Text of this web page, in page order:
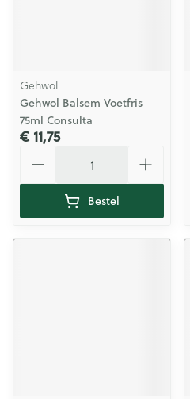
Gehwol
Gehwol Balsem Voetfris
75ml Consulta
€ 11,75
Bestel